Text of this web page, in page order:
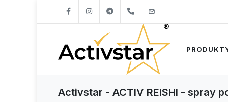
+421904262747
Activstar - ACTIV REISHI - spray